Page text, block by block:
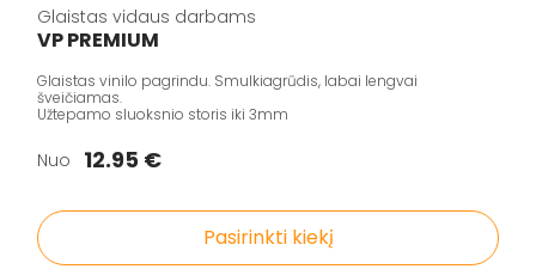
Glaistas vidaus darbams
VP PREMIUM
Glaistas vinilo pagrindu. Smulkiagrūdis, labai lengvai
šveičiamas.
Užtepamo sluoksnio storis iki 3mm
Nuo 12.95 €
Pasirinkti kiekį